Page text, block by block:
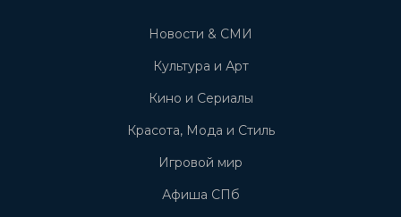
Новости & СМИ
Культура и Арт
Кино и Сериалы
Красота, Мода и Стиль
Игровой мир
Афиша СПб